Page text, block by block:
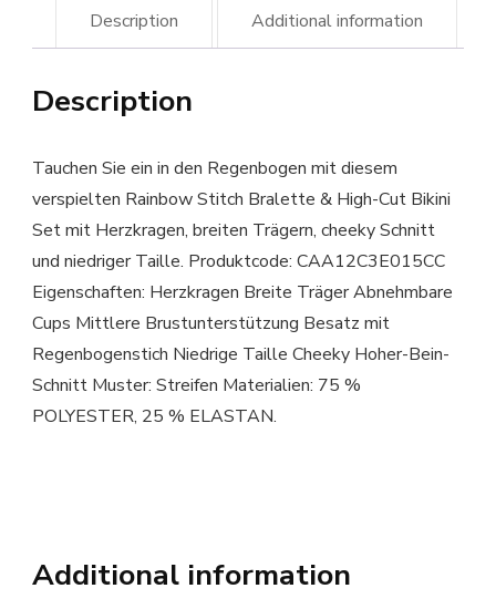
Description Additional information
Description
Tauchen Sie ein in den Regenbogen mit diesem
verspielten Rainbow Stitch Bralette & High-Cut Bikini
Set mit Herzkragen, breiten Trägern, cheeky Schnitt
und niedriger Taille. Produktcode: CAA12C3E015CC
Eigenschaften: Herzkragen Breite Träger Abnehmbare
Cups Mittlere Brustunterstützung Besatz mit
Regenbogenstich Niedrige Taille Cheeky Hoher-Bein-
Schnitt Muster: Streifen Materialien: 75 %
POLYESTER, 25 % ELASTAN.
Additional information